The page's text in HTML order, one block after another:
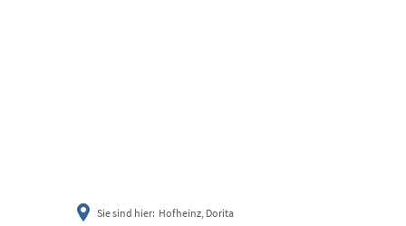
Sie sind hier: Hofheinz, Dorita